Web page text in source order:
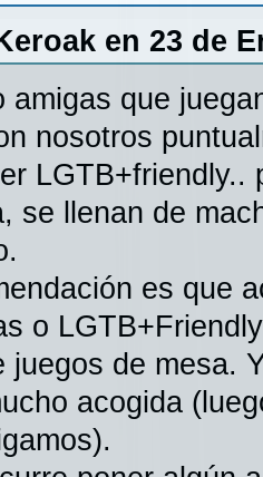
en 23 de
amigas que
nosotros
LGTB+friendly..
se llenan de
es que
o
juegos de mesa.
acogida